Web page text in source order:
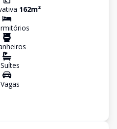
162m²
s
s
Suítes
Vagas